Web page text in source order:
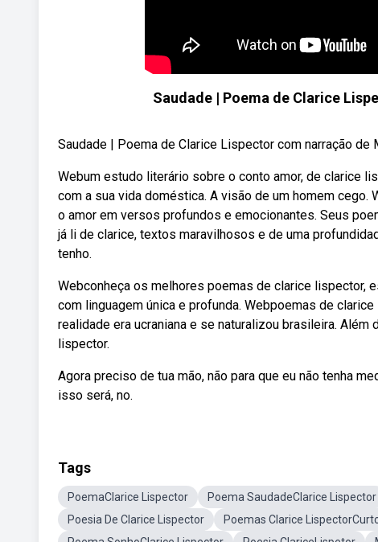
Saudade | Poema de Clarice
Saudade | Poema de Clarice Lispector com narração
Webum estudo literário sobre o conto amor, de clarice
com a sua vida doméstica. A visão de um homem
o amor em versos profundos e emocionantes. Seus
já li de clarice, textos maravilhosos e de uma
tenho.
Webconheça os melhores poemas de clarice lispector,
com linguagem única e profunda. Webpoemas de
realidade era ucraniana e se naturalizou brasileira.
lispector.
Agora preciso de tua mão, não para que eu não tenha
isso será, no.
Tags
PoemaClarice Lispector Poema SaudadeClarice Lispector
Poesia De Clarice Lispector
Poemas Clarice